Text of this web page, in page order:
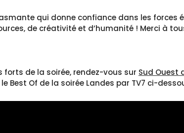
qui donne confiance dans les forces
de créativité et d’humanité ! Merci à
forts de la soirée, rendez-vous sur Sud Ouest
Best Of de la soirée Landes par TV7 ci-